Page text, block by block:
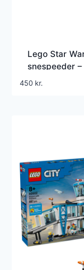
Lego Star
snespeeder
450 kr.